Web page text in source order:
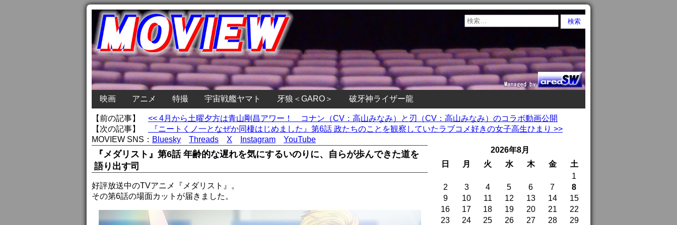
映画 アニメ 特撮 宇宙戦艦ヤマト 牙狼＜GARO＞ 破牙神ライザー龍
【前の記事】 << 4月から土曜夕方は青山剛昌アワー！ コナン（CV：高山みなみ）と刃（CV：高山みなみ）のコラボ動画公開
【次の記事】
『ニートくノ一となぜか同棲はじめました』第6話 政たちのことを観察していたラブコメ好きの女子高生ひまり >>
MOVIEW SNS： Bluesky Threads X Instagram YouTube
『メダリスト』第6話 年齢的な遅れを気にするいのりに、自らが歩んできた道を
語り出す司
好評放送中のTVアニメ『メダリスト』。
その第6話の場面カットが届きました。
2026年8月
日
月 火 水 木 金
土
1
2
3 4 5 6 7
8
9
10 11 12 13 14
15
16
17 18 19 20 21
22
23
24 25 26 27 28 29